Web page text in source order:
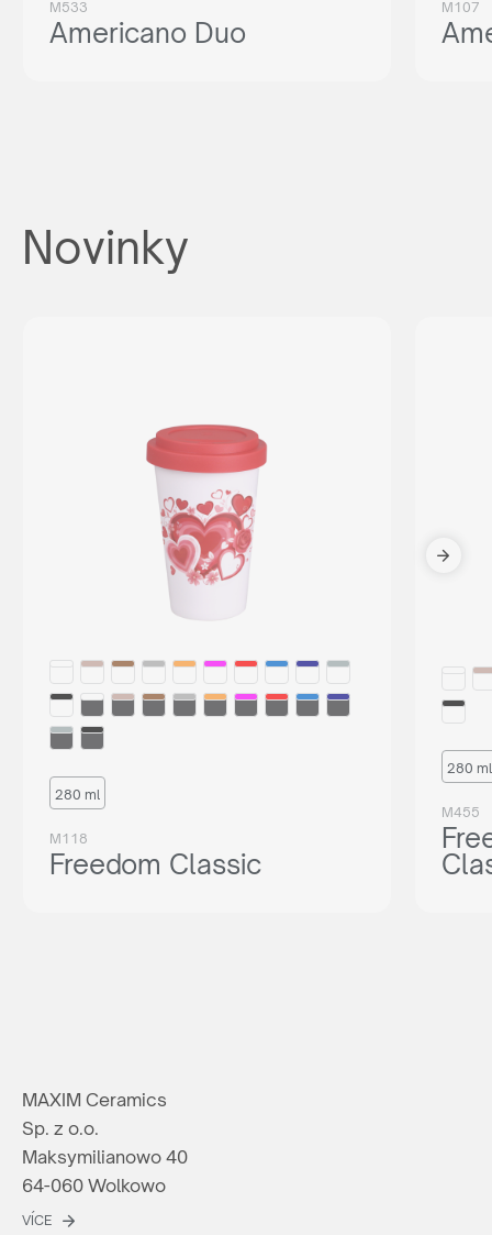
M533
Americano Duo
M107
Novinky
280 ml
M118
Freedom Classic
280 ml
M455
MAXIM Ceramics
Sp. z o.o.
Maksymilianowo 40
64-060 Wolkowo
VÍCE